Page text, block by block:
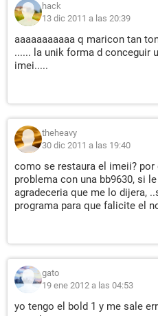
hack
13 dic 2011 a las 20:39
aaaaaaaaaaa q maricon tan
...... la unik forma d conceguir
imei.....
theheavy
30 dic 2011 a las 19:40
como se restaura el imeii?
problema con una bb9630, si
agradeceria que me lo dijera,
programa para que falicite el
gato
19 ene 2012 a las 04:53
yo tengo el bold 1 y me sale